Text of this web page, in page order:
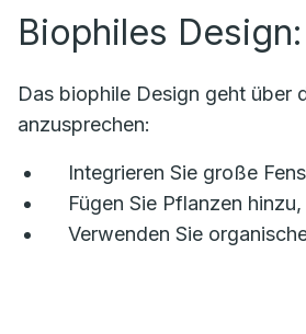
Biophiles
Das biophile Design geht über
anzusprechen:
Integrieren Sie große
Fügen Sie Pflanzen
Verwenden Sie